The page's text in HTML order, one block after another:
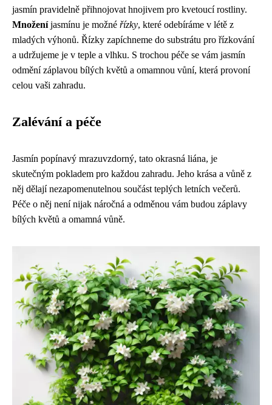
jasmín pravidelně přihnojovat hnojivem pro kvetoucí rostliny.
Množeníjasmínu je možné řízky, které odebíráme v létě z
mladých výhonů. Řízky zapíchneme do substrátu pro řízkování
a udržujeme je v teple a vlhku. S trochou péče se vám jasmín
odmění záplavou bílých květů a omamnou vůní, která provoní
celou vaši zahradu.
Zalévání a péče
Jasmín popínavý mrazuvzdorný, tato okrasná liána, je
skutečným pokladem pro každou zahradu. Jeho krása a vůně z
něj dělají nezapomenutelnou součást teplých letních večerů.
Péče o něj není nijak náročná a odměnou vám budou záplavy
bílých květů a omamná vůně.